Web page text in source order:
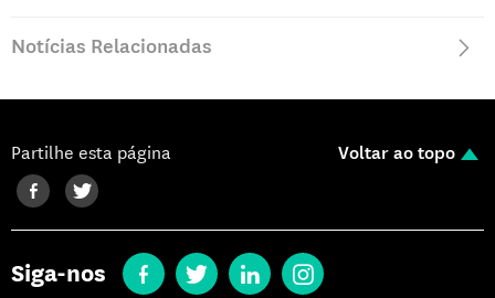
Notícias Relacionadas
Partilhe esta página Voltar ao topo
Siga-nos